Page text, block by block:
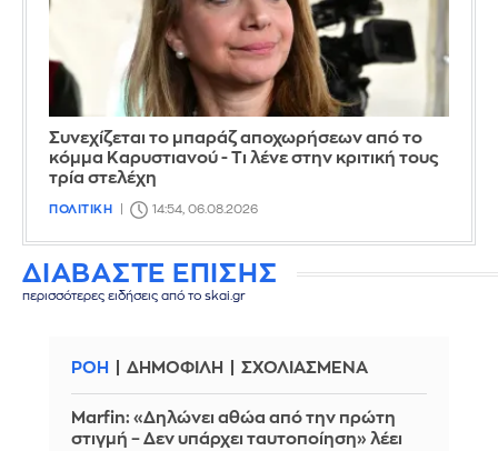
Συνεχίζεται το μπαράζ αποχωρήσεων από το
κόμμα Καρυστιανού - Τι λένε στην κριτική τους
τρία στελέχη
ΠΟΛΙΤΙΚΗ 14:54, 06.08.2026
ΔΙΑΒΑΣΤΕ ΕΠΙΣΗΣ
περισσότερες ειδήσεις από το skai.gr
ΡΟΗ ΔΗΜΟΦΙΛΗ ΣΧΟΛΙΑΣΜΕΝΑ
Marfin: «Δηλώνει αθώα από την πρώτη
στιγμή – Δεν υπάρχει ταυτοποίηση» λέει